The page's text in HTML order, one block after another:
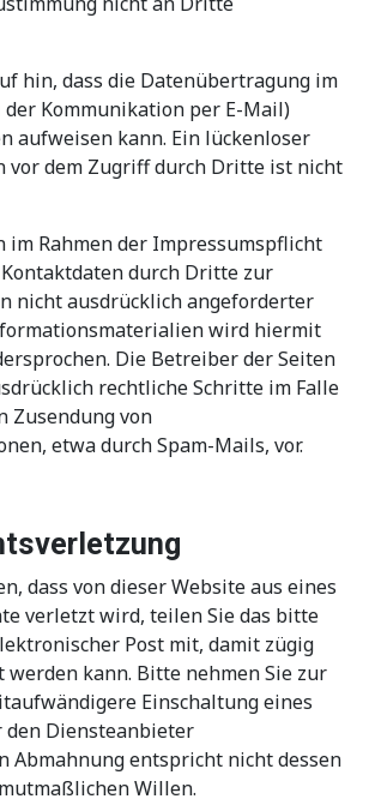
hin, dass die Datenübertragung im
der Kommunikation per E-Mail)
aufweisen kann. Ein lückenloser
vor dem Zugriff durch Dritte ist nicht
im Rahmen der Impressumspflicht
durch Dritte zur
nicht ausdrücklich angeforderter
wird hiermit
Die Betreiber der Seiten
rechtliche Schritte im Falle
Zusendung von
etwa durch Spam-Mails, vor.
dass von dieser Website aus eines
verletzt wird, teilen Sie das bitte
Post mit, damit zügig
werden kann. Bitte nehmen Sie zur
Einschaltung eines
Diensteanbieter
Abmahnung entspricht nicht dessen
Willen.